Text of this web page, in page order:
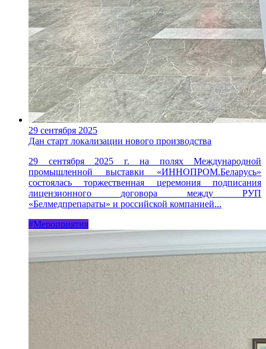
29 сентября 2025
Дан старт локализации нового производства
29 сентября 2025 г. на полях Международной
промышленной выставки «ИННОПРОМ.Беларусь»
состоялась торжественная церемония подписания
лицензионного договора между РУП
«Белмедпрепараты» и российской компанией...
#Мероприятия